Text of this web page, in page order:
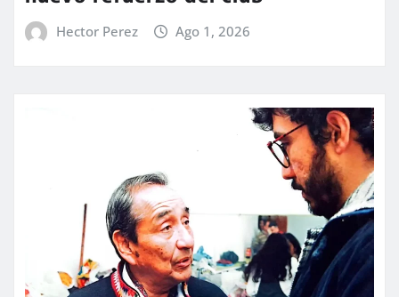
Hector Perez Ago 1, 2026